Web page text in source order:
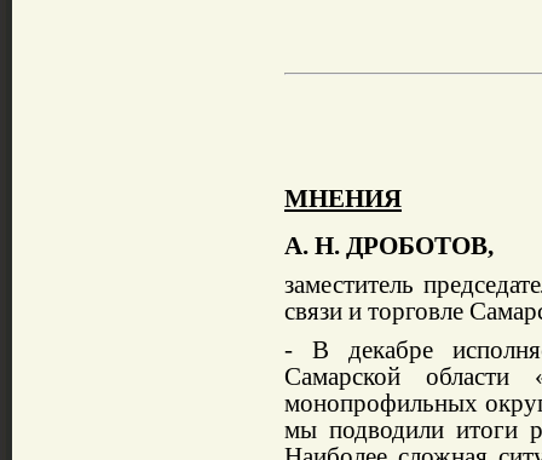
МНЕНИЯ
А. Н. ДРОБОТОВ,
заместитель
связи и торговле
-В декабре
Самарской области
монопрофильных
мы подводили итоги